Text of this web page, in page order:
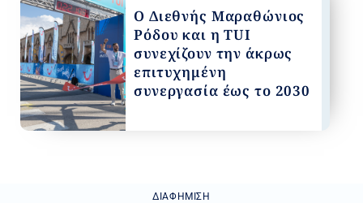
Ο Διεθνής Μαραθώνιος
Ρόδου και η TUI
συνεχίζουν την άκρως
επιτυχημένη
συνεργασία έως το 2030
ΔΙΑΦΉΜΙΣΗ